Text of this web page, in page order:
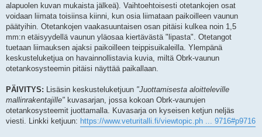
alapuolen kuvan mukaista jälkeä). Vaihtoehtoisesti otetankojen osat
voidaan liimata toisiinsa kiinni, kun osia liimataan paikoilleen vaunun
päätyihin. Otetankojen vaakasuuntaisen osan pitäisi kulkea noin 1,5
mm:n etäisyydellä vaunun yläosaa kiertävästä "lipasta". Otetangot
tuetaan liimauksen ajaksi paikoilleen teippisuikaleilla. Ylempänä
keskusteluketjua on havainnollistavia kuvia, miltä Obrk-vaunun
otetankosysteemin pitäisi näyttää paikallaan.
PÄIVITYS: Lisäsin keskusteluketjuun "Juottamisesta aloitteleville
mallinrakentajille" kuvasarjan, jossa kokoan Obrk-vaunujen
otetankosysteemit juottamalla. Kuvasarja on kyseisen ketjun neljäs
viesti. Linkki ketjuun: https://www.veturitalli.fi/viewtopic.ph ... 9716#p9716